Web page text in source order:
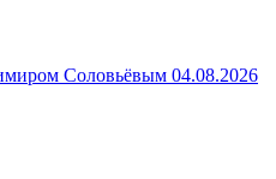
Соловьёвым 04.08.2026